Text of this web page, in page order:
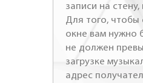
записи на
Для того, чтобы
окне вам нужно
не должен
загрузке
адрес